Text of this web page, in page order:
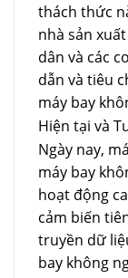
thách thức
nhà sản
dân và các
dẫn và tiêu
máy bay
Hiện tại và
Ngày nay,
máy bay
hoạt động
cảm biến
truyền dữ
bay không